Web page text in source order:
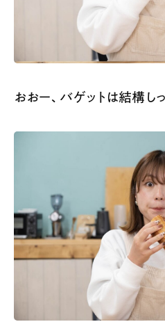
おおー、バゲットは結構しっ